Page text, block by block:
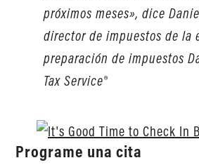
próximos meses», dice
director de impuestos de la
preparación de impuestos
Tax Service®
Programe una cita